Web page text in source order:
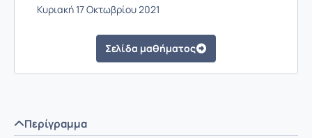
Κυριακή 17 Οκτωβρίου 2021
Σελίδα μαθήματος
Περίγραμμα